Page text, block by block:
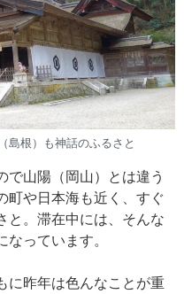
島根）も神話のふるさと
で山陽（岡山）とは違う
町や日本海も近く、すぐ
と。滞在中には、そんな
っています。
に昨年は色んなことが重